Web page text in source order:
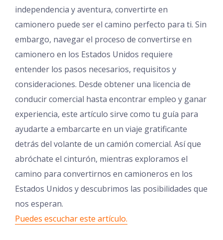
independencia y aventura, convertirte en
camionero puede ser el camino perfecto para ti. Sin
embargo, navegar el proceso de convertirse en
camionero en los Estados Unidos requiere
entender los pasos necesarios, requisitos y
consideraciones. Desde obtener una licencia de
conducir comercial hasta encontrar empleo y ganar
experiencia, este artículo sirve como tu guía para
ayudarte a embarcarte en un viaje gratificante
detrás del volante de un camión comercial. Así que
abróchate el cinturón, mientras exploramos el
camino para convertirnos en camioneros en los
Estados Unidos y descubrimos las posibilidades que
nos esperan.
Puedes escuchar este artículo.